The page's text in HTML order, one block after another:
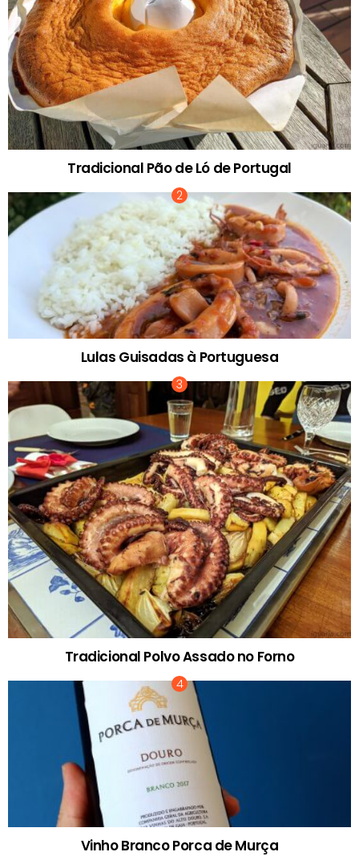
Tradicional Pão de Ló de Portugal
Lulas Guisadas à Portuguesa
Tradicional Polvo Assado no Forno
Vinho Branco Porca de Murça